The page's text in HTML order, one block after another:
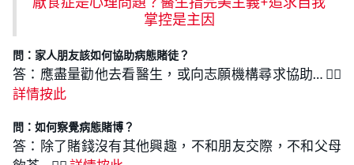
掌控是主因
問：家人朋友該如何協助病態賭徒？
答：應盡量勸他去看醫生，或向志願機構尋求協助… 👉🏻
詳情按此
問： 如何察覺病態賭博？
答：除了賭錢沒有其他興趣，不和朋友交際，不和父母